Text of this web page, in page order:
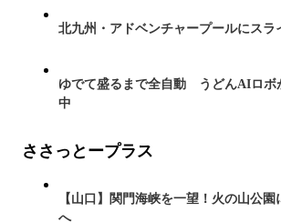
北九州・アドベンチャープールにスラ
ゆでて盛るまで全自動 うどんAIロボ
中
ささっとープラス
【山口】関門海峡を一望！火の山公
へ